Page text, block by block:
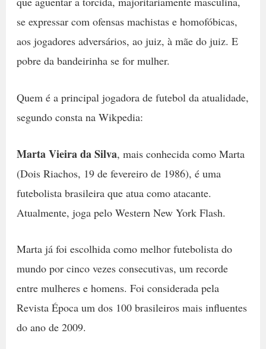
se expressar com ofensas machistas e homofóbicas,
aos jogadores adversários, ao juiz, à mãe do juiz. E
pobre da bandeirinha se for mulher.
Quem é a principal jogadora de futebol da atualidade,
segundo consta na Wikpedia:
Marta Vieira da Silva, mais conhecida como Marta
(Dois Riachos, 19 de fevereiro de 1986), é uma
futebolista brasileira que atua como atacante.
Atualmente, joga pelo Western New York Flash.
Marta já foi escolhida como melhor futebolista do
mundo por cinco vezes consecutivas, um recorde
entre mulheres e homens. Foi considerada pela
Revista Época um dos 100 brasileiros mais influentes
do ano de 2009.